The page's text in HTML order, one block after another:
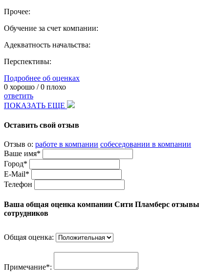
Прочее:
Обучение за счет компании:
Адекватность начальства:
Перспективы:
Подробнее об оценках
0 хорошо /0 плохо
ответить
ПОКАЗАТЬ ЕЩЕ
Оставить свой отзыв
Отзыв о: работе в компании собеседовании в компании
Ваше имя*
Город*
E-Mail*
Телефон
Ваша общая оценка компании Сити Пламберс отзывы
сотрудников
Общая оценка:
Примечание*: